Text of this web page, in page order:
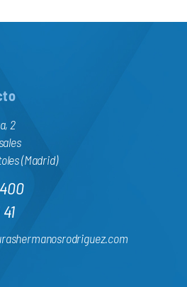
2
(Madrid)